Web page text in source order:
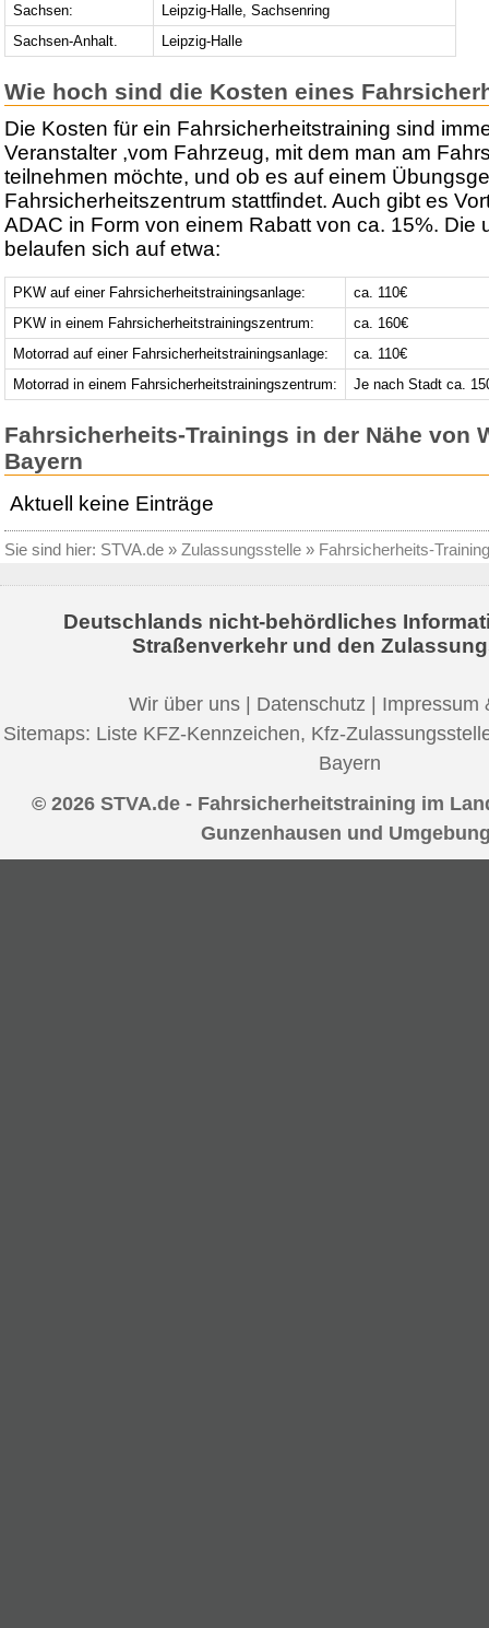
Sachsen:
Leipzig-Halle, Sachsenring
Sachsen-Anhalt.
Leipzig-Halle
Wie hoch sind die Kosten eines
Die Kosten für ein Fahrsicherheitstraining sind
Veranstalter ,vom Fahrzeug, mit dem man am
teilnehmen möchte, und ob es auf einem
Fahrsicherheitszentrum stattfindet. Auch gibt es
ADAC in Form von einem Rabatt von ca. 15%. Die
belaufen sich auf etwa:
PKW auf einer Fahrsicherheitstrainingsanlage:
ca. 110€
PKW in einem Fahrsicherheitstrainingszentrum:
ca. 160€
Motorrad auf einer Fahrsicherheitstrainingsanlage:
ca. 110€
Motorrad in einem Fahrsicherheitstrainingszentrum:
Je nach Stadt ca.
Fahrsicherheits-Trainings in der Nähe von
Bayern
Aktuell keine Einträge
Sie sind hier: STVA.de » Zulassungsstelle » Fahrsicherheits-
Deutschlands nicht-behördliches
Straßenverkehr und den
Wir über uns Datenschutz
Impressum
Sitemaps: Liste KFZ-Kennzeichen, Kfz-
Bayern
© 2026 STVA.de - Fahrsicherheitstraining im
Gunzenhausen und